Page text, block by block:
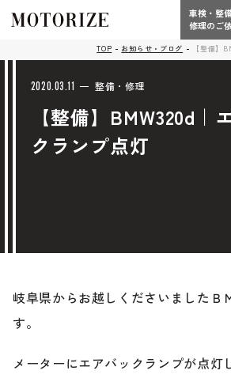
こだわり
Phone
電話受付時間 10:00 - 18:30（
お問い合わせ総合
タップで電話がかかり
Contact Form
車検・整
修理のご
TOP お知らせ・ブログ 【整備】
2020.03.11 整備・修理
【整備】BMW320d｜
クランプ点灯
岐阜県からお越しくださいましたＢ
す。
メーターにエアバックランプが点灯